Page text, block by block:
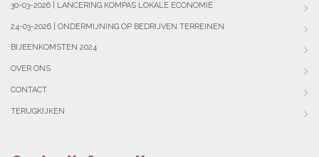
30-03-2026 | LANCERING KOMPAS LOKALE ECONOMIE
24-03-2026 | ONDERMIJNING OP BEDRIJVEN TERREINEN
BIJEENKOMSTEN 2024
OVER ONS
CONTACT
TERUGKIJKEN